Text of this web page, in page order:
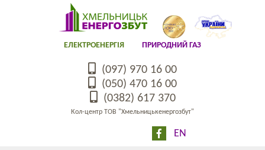
ЕЛЕКТРОЕНЕРГІЯ ПРИРОДНИЙ ГАЗ
(097) 970 16 00
(050) 470 16 00
(0382) 617 370
Кол-центр ТОВ "Хмельницькенергозбут"
EN